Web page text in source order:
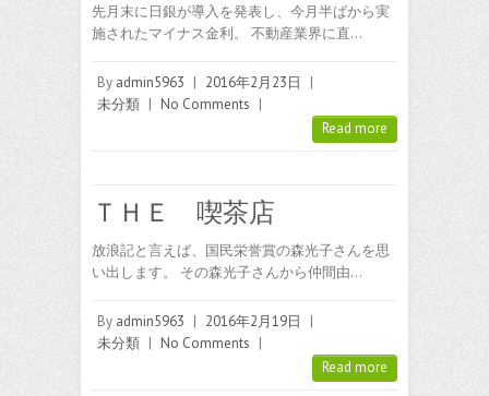
先月末に日銀が導入を発表し、今月半ばから実
施されたマイナス金利。 不動産業界に直…
By admin5963 | 2016年2月23日
|
未分類 | No Comments |
Read more
ＴＨＥ 喫茶店
放浪記と言えば、国民栄誉賞の森光子さんを思
い出します。 その森光子さんから仲間由…
By admin5963 | 2016年2月19日
|
未分類 | No Comments |
Read more